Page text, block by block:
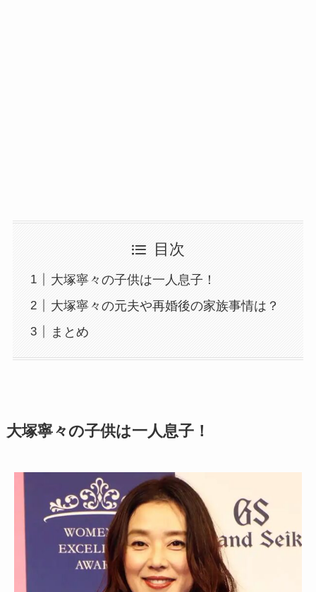
目次
大塚寧々の子供は一人息子！
大塚寧々の元夫や再婚後の家族事情は？
まとめ
大塚寧々の子供は一人息子！